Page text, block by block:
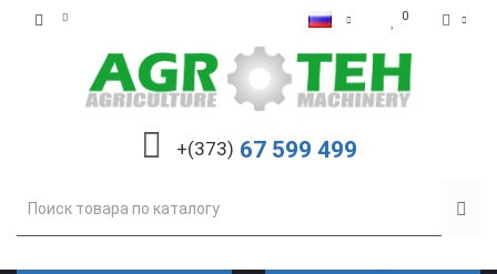
0
+(373) 67 599 499